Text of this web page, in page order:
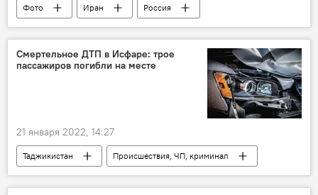
Фото Иран
Россия
Ибрахим Раиси
Смертельное ДТП в Исфаре: трое
пассажиров погибли на месте
21 января 2022, 14:27
Таджикистан
Происшествия, ЧП, криминал
ДТП и аварии